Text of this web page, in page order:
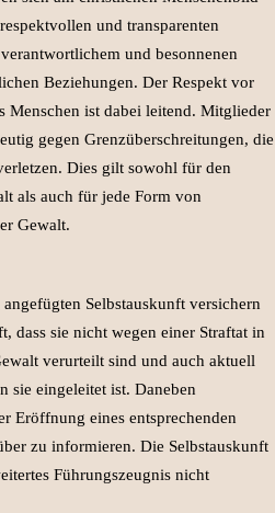
und transparenten
und besonnenen
Beziehungen. Der Respekt vor
Menschen ist dabei leitend. Mitglieder
gegen Grenzüberschreitungen, die
Dies gilt sowohl für den
als auch für jede Form von
Gewalt.
Selbstauskunft versichern
dass sie nicht wegen einer Straftat in
verurteilt sind und auch aktuell
sie eingeleitet ist. Daneben
Eröffnung eines entsprechenden
zu informieren. Die Selbstauskunft
Führungszeugnis nicht